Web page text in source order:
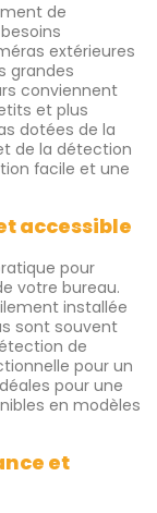
de
extérieures
grandes
conviennent
et plus
dotées de la
de la détection
facile et une
accessible
pour
votre bureau.
installée
sont souvent
de
pour un
pour une
en modèles
et